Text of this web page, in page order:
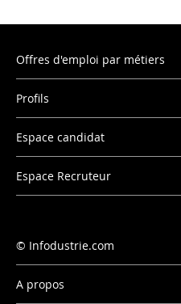
Offres d'emploi par métiers
Profils
Espace candidat
Espace Recruteur
Infodustrie.com
A propos